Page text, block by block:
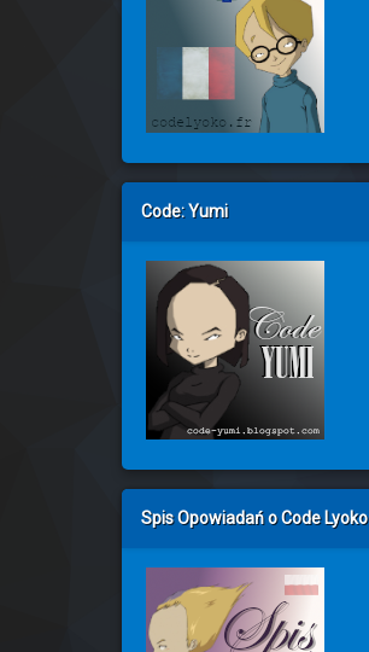
Code: Yumi
Spis Opowiadań o Code Lyoko